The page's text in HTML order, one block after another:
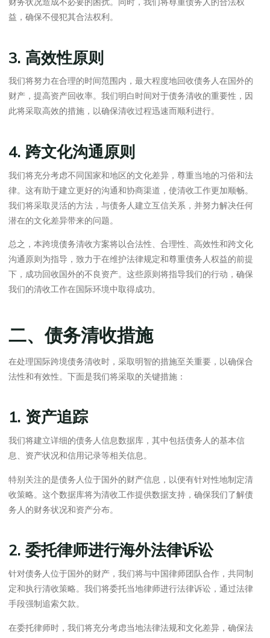
益，确保不侵犯其合法权利。
3. 高效性原则
我们将努力在合理的时间范围内，最大程度地回收债务人在国外的
财产，提高资产回收率。我们明白时间对于债务清收的重要性，因
此将采取高效的措施，以确保清收过程迅速而顺利进行。
4. 跨文化沟通原则
我们将充分考虑不同国家和地区的文化差异，尊重当地的习俗和法
律。这有助于建立更好的沟通和协商渠道，使清收工作更加顺畅。
我们将采取灵活的方法，与债务人建立互信关系，并努力解决任何
潜在的文化差异带来的问题。
总之，本跨境债务清收方案将以合法性、合理性、高效性和跨文化
沟通原则为指导，致力于在维护法律规定和尊重债务人权益的前提
下，成功回收国外的不良资产。这些原则将指导我们的行动，确保
我们的清收工作在国际环境中取得成功。
二、债务清收措施
在处理国际跨境债务清收时，采取明智的措施至关重要，以确保合
法性和有效性。下面是我们将采取的关键措施：
1. 资产追踪
我们将建立详细的债务人信息数据库，其中包括债务人的基本信
息、资产状况和信用记录等相关信息。
特别关注的是债务人位于国外的财产信息，以便有针对性地制定清
收策略。这个数据库将为清收工作提供数据支持，确保我们了解债
务人的财务状况和资产分布。
2. 委托律师进行海外法律诉讼
针对债务人位于国外的财产，我们将与中国律师团队合作，共同制
定和执行清收策略。我们将委托当地律师进行法律诉讼，通过法律
手段强制追索欠款。
在委托律师时，我们将充分考虑当地法律法规和文化差异，确保法